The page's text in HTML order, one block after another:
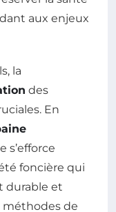
aux enjeux
la
des
En
s’efforce
foncière qui
durable et
méthodes de